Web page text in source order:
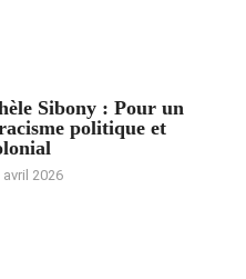
Sibony : Pour un
politique et
avril 2026